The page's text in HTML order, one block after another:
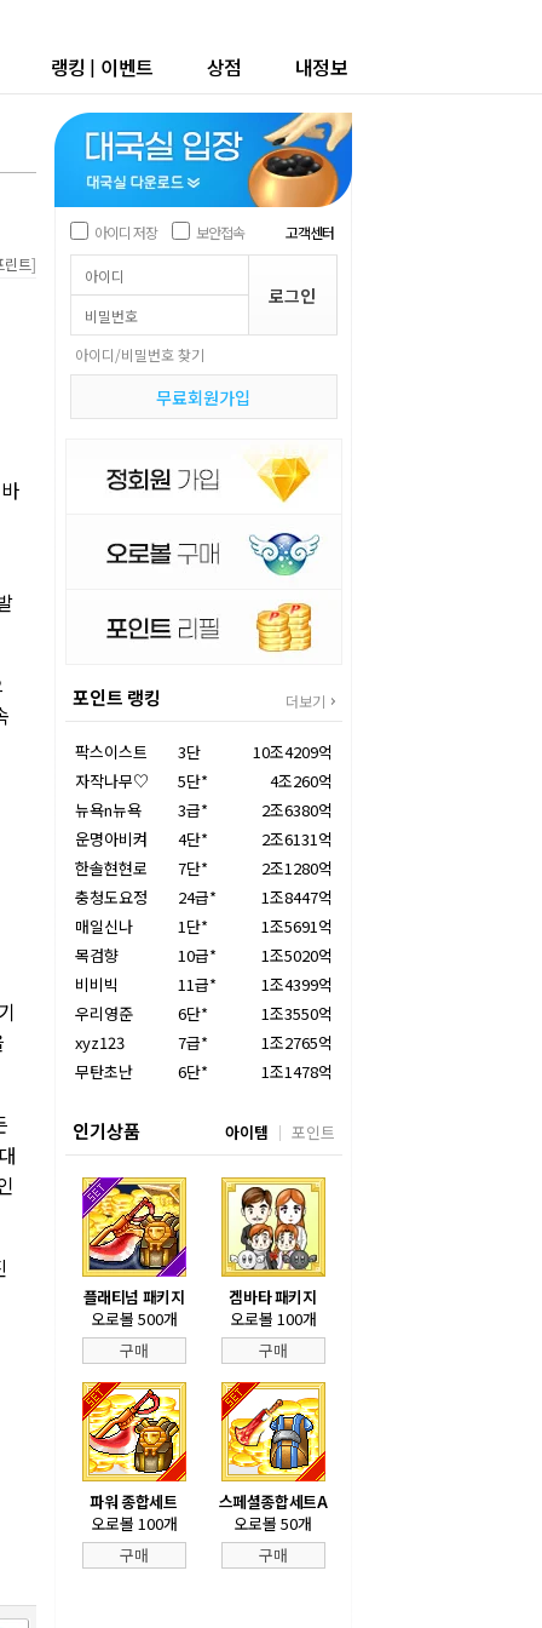
랭킹 | 이벤트 상점 내정보
린트]
아이디 저장 보안접속 고객센터
아이디/비밀번호 찾기
무료회원가입
포인트 랭킹 더보기
팍스이스트 3단
10조4209억
자작나무♡
5단*
4조260억
뉴욕n뉴욕
3급*
2조6380억
운명아비켜
4단*
2조6131억
한솔현현로
7단*
2조1280억
충청도요정
24급*
1조8447억
매일신나
1단*
1조5691억
목검향
10급*
1조5020억
비비빅
11급*
1조4399억
우리영준
6단*
1조3550억
xyz123
7급*
1조2765억
무탄초난
6단* 1조1478억
인기상품 아이템 포인트
플래티넘 패키지
오로볼 500개
구매
겜바타 패키지
오로볼 100개
구매
파워 종합세트
오로볼 100개
구매
스페셜종합세트A
오로볼 50개
구매